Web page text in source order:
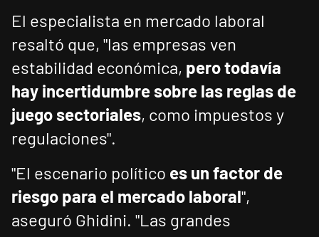
El especialista en mercado laboral
resaltó que, "las empresas ven
estabilidad económica, pero todavía
hay incertidumbre sobre las reglas de
juego sectoriales, como impuestos y
regulaciones".
"El escenario político es un factor de
riesgo para el mercado laboral",
aseguró Ghidini. "Las grandes